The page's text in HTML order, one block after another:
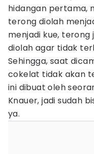
hidangan pertama,
terong diolah
menjadi kue, terong
diolah agar tidak
Sehingga, saat
cokelat tidak akan
ini dibuat oleh
Knauer, jadi sudah
ya.